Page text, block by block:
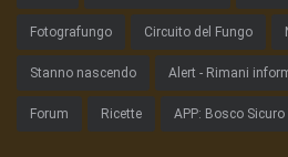
Fotografungo Circuito del Fungo
Stanno nascendo Alert - Rimani
Forum Ricette APP: Bosco